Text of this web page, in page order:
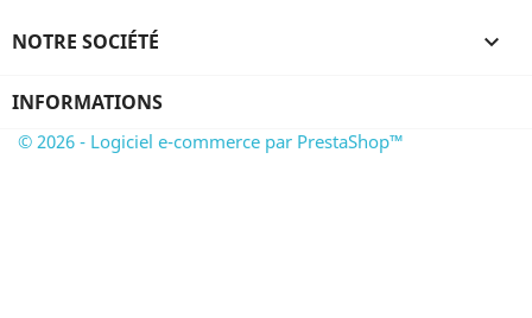
NOTRE SOCIÉTÉ 
INFORMATIONS
© 2026 - Logiciel e-commerce par PrestaShop™